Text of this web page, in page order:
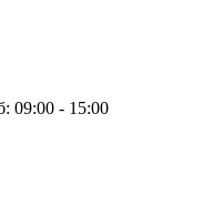
09:00 - 15:00